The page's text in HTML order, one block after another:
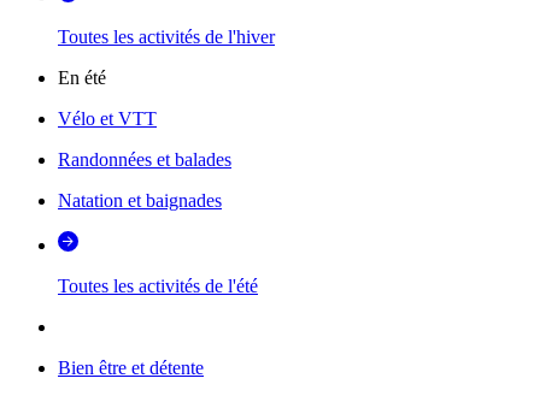
Toutes les activités de l'hiver
En été
Vélo et VTT
Randonnées et balades
Natation et baignades
Toutes les activités de l'été
Bien être et détente